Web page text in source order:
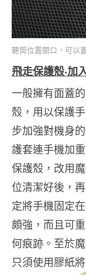
聽筒位置開口，可以
飛走保護殼‧加
一般擁有面蓋
殼，用以保護
步加強對機身
護套連手機加
保護殼，改用
位清潔好後，
定將手機固定
頗強，而且可
何痕跡。至於
只須使用膠紙